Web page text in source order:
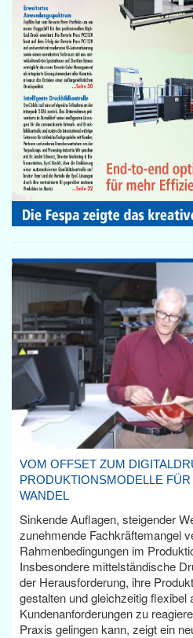
VOM OFFSET ZUM
PRODUKTIONSMODELLE
WANDEL
Sinkende Auflagen, steigender
zunehmende Fachkräftemangel
Rahmenbedingungen im
Insbesondere mittelständische
der Herausforderung, ihre
gestalten und gleichzeitig flexibel
Kundenanforderungen zu
Praxis gelingen kann, zeigt ein